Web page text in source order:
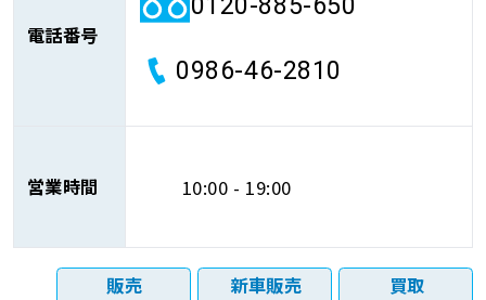
電話番号
0986-46-2810
営業時間 10:00 - 19:00
販売 新車販売 買取